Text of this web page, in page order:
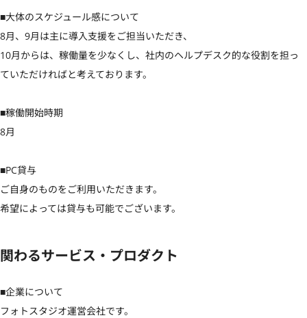
■大体のスケジュール感について
8月、9月は主に導入支援をご担当いただき、
10月からは、稼働量を少なくし、社内のヘルプデスク的な役割を担っ
ていただければと考えております。
■稼働開始時期
8月
■PC貸与
ご自身のものをご利用いただきます。
希望によっては貸与も可能でございます。
関わるサービス・プロダクト
■企業について
フォトスタジオ運営会社です。